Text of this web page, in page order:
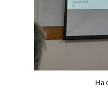
На